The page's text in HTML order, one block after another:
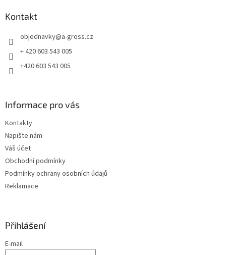
Kontakt
objednavky@a-gross.cz
+ 420 603 543 005
+420 603 543 005
Informace pro vás
Kontakty
Napište nám
Váš účet
Obchodní podmínky
Podmínky ochrany osobních údajů
Reklamace
Přihlášení
E-mail